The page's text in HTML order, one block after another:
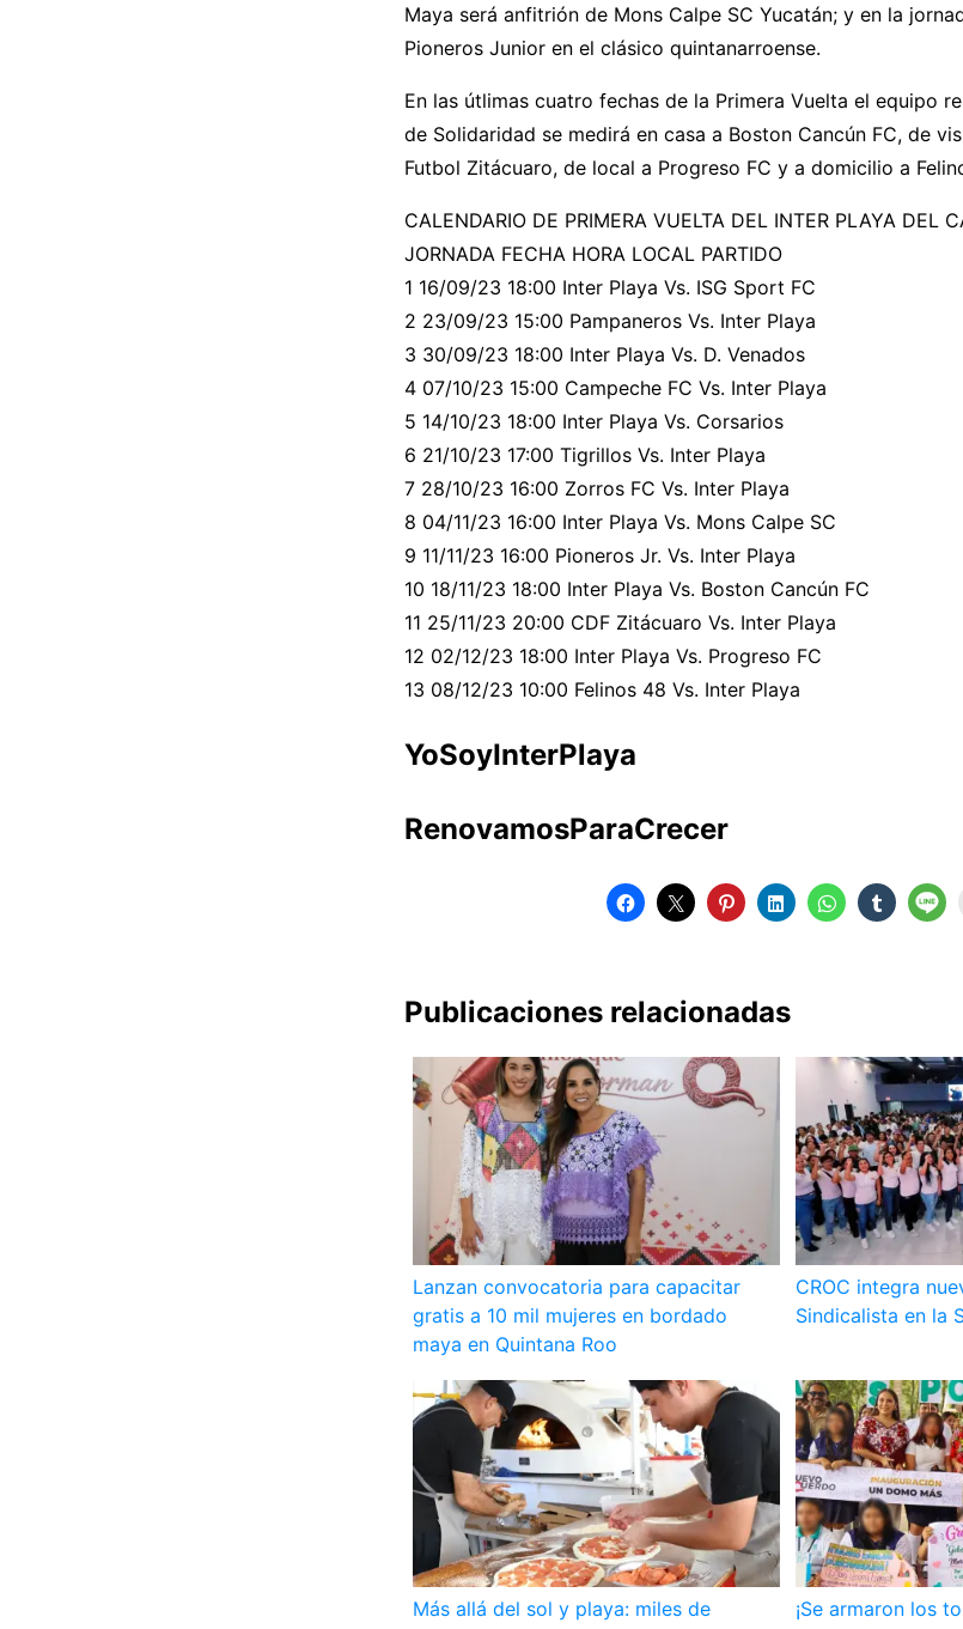
Maya será anfitrión de Mons Calpe SC Yucatán; y en la
Pioneros Junior en el clásico quintanarroense.
En las útlimas cuatro fechas de la Primera Vuelta el equipo
de Solidaridad se medirá en casa a Boston Cancún FC, de
Futbol Zitácuaro, de local a Progreso FC y a domicilio a
CALENDARIO DE PRIMERA VUELTA DEL INTER PLAYA DEL
JORNADA FECHA HORA LOCAL PARTIDO
1 16/09/23 18:00 Inter Playa Vs. ISG Sport FC
2 23/09/23 15:00 Pampaneros Vs. Inter Playa
3 30/09/23 18:00 Inter Playa Vs. D. Venados
4 07/10/23 15:00 Campeche FC Vs. Inter Playa
5 14/10/23 18:00 Inter Playa Vs. Corsarios
6 21/10/23 17:00 Tigrillos Vs. Inter Playa
7 28/10/23 16:00 Zorros FC Vs. Inter Playa
8 04/11/23 16:00 Inter Playa Vs. Mons Calpe SC
9 11/11/23 16:00 Pioneros Jr. Vs. Inter Playa
10 18/11/23 18:00 Inter Playa Vs. Boston Cancún FC
11 25/11/23 20:00 CDF Zitácuaro Vs. Inter Playa
12 02/12/23 18:00 Inter Playa Vs. Progreso FC
13 08/12/23 10:00 Felinos 48 Vs. Inter Playa
YoSoyInterPlaya
RenovamosParaCrecer
Publicaciones relacionadas
Lanzan convocatoria para capacitar
gratis a 10 mil mujeres en bordado
maya en Quintana Roo
CROC integra
Sindicalista en la
Más allá del sol y playa: miles de
¡Se armaron los